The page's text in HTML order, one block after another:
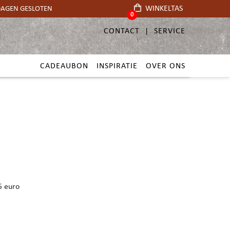
GESLOTEN WINKELTAS
0
CONTACT SERVICE
CADEAUBON INSPIRATIE OVER ONS
euro